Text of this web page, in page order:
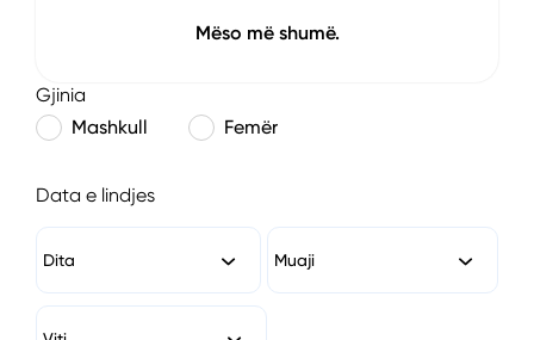
Gjinia
Mashkull
Femër
Data e lindjes
Dita Muaji
Mëso më shumë.